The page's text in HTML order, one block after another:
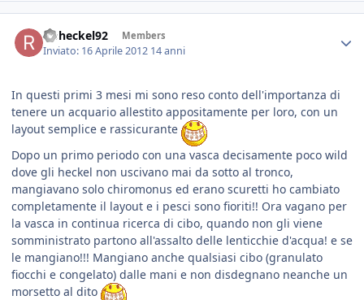
rioheckel92 Members
Inviato: 16 Aprile 2012 14 anni
In questi primi 3 mesi mi sono reso conto dell'importanza di
tenere un acquario allestito appositamente per loro, con un
layout semplice e rassicurante
Dopo un primo periodo con una vasca decisamente poco wild
dove gli heckel non uscivano mai da sotto al tronco,
mangiavano solo chiromonus ed erano scuretti ho cambiato
completamente il layout e i pesci sono fioriti!! Ora vagano per
la vasca in continua ricerca di cibo, quando non gli viene
somministrato partono all'assalto delle lenticchie d'acqua! e se
le mangiano!!! Mangiano anche qualsiasi cibo (granulato
fiocchi e congelato) dalle mani e non disdegnano neanche un
morsetto al dito